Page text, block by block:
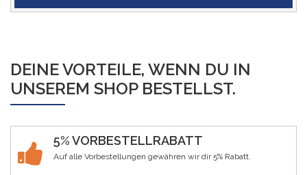
DEINE VORTEILE, WENN DU IN
UNSEREM SHOP BESTELLST.
5% VORBESTELLRABATT
Auf alle Vorbestellungen gewähren wir dir 5% Rabatt.